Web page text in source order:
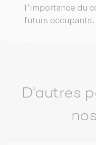
l’importance du
futurs occupants.
D'autres